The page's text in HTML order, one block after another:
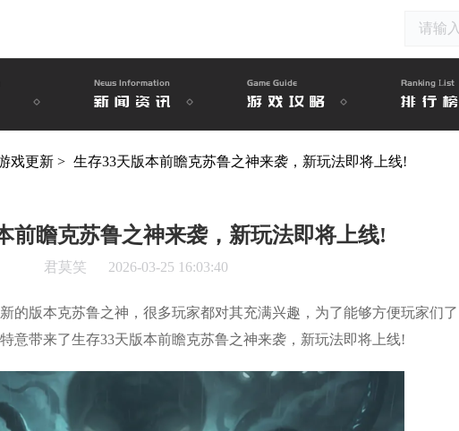
News Information
新闻资讯
Game Guide
游戏攻略
Ranking List
排行榜
戏更新 > 生存33天版本前瞻克苏鲁之神来袭，新玩法即将上线!
前瞻克苏鲁之神来袭，新玩法即将上线!
君莫笑 2026-03-25 16:03:40
版本克苏鲁之神，很多玩家都对其充满兴趣，为了能够方便玩家们了
意带来了生存33天版本前瞻克苏鲁之神来袭，新玩法即将上线!